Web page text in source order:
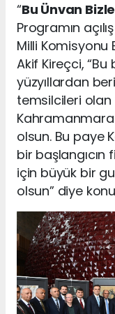
“Bu Ünvan
Programın
Milli Komisyonu
Akif Kireçci, “Bu
yüzyıllardan
temsilcileri olan
olsun. Bu paye
bir başlangıcın
için büyük bir
olsun” diye